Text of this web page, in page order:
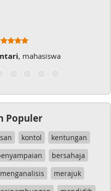
, mahasiswa
Populer
kontol
kentungan
bersahaja
menganalisis
merajuk